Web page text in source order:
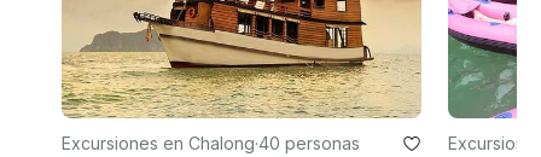
Excursiones en Chalong·40 personas